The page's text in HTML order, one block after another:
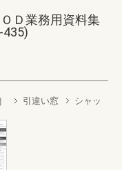
Ｄ業務用資料集
435)
引違い窓
シャッ